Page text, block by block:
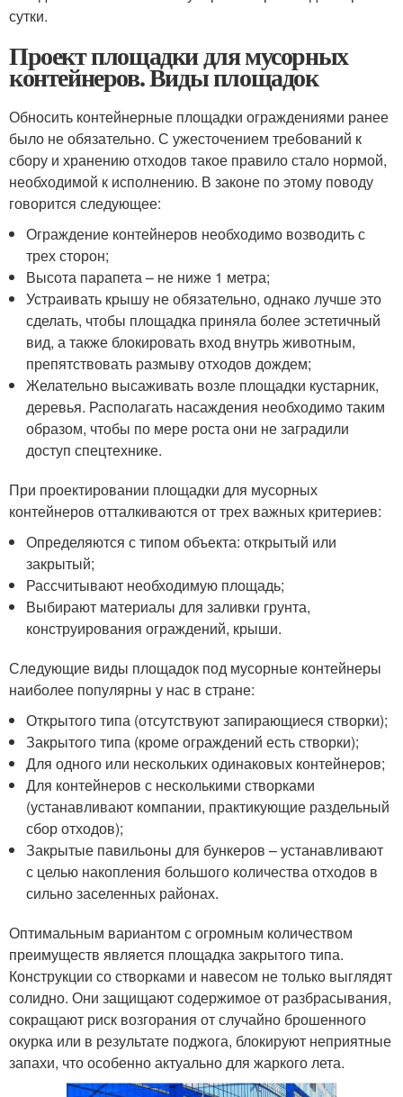
сутки.
Проект площадки для мусорных
контейнеров. Виды площадок
Обносить контейнерные площадки ограждениями ранее
было не обязательно. С ужесточением требований к
сбору и хранению отходов такое правило стало нормой,
необходимой к исполнению. В законе по этому поводу
говорится следующее:
Ограждение контейнеров необходимо возводить с
трех сторон;
Высота парапета – не ниже 1 метра;
Устраивать крышу не обязательно, однако лучше это
сделать, чтобы площадка приняла более эстетичный
вид, а также блокировать вход внутрь животным,
препятствовать размыву отходов дождем;
Желательно высаживать возле площадки кустарник,
деревья. Располагать насаждения необходимо таким
образом, чтобы по мере роста они не заградили
доступ спецтехнике.
При проектировании площадки для мусорных
контейнеров отталкиваются от трех важных критериев:
Определяются с типом объекта: открытый или
закрытый;
Рассчитывают необходимую площадь;
Выбирают материалы для заливки грунта,
конструирования ограждений, крыши.
Следующие виды площадок под мусорные контейнеры
наиболее популярны у нас в стране:
Открытого типа (отсутствуют запирающиеся створки);
Закрытого типа (кроме ограждений есть створки);
Для одного или нескольких одинаковых контейнеров;
Для контейнеров с несколькими створками
(устанавливают компании, практикующие раздельный
сбор отходов);
Закрытые павильоны для бункеров – устанавливают
с целью накопления большого количества отходов в
сильно заселенных районах.
Оптимальным вариантом с огромным количеством
преимуществ является площадка закрытого типа.
Конструкции со створками и навесом не только выглядят
солидно. Они защищают содержимое от разбрасывания,
сокращают риск возгорания от случайно брошенного
окурка или в результате поджога, блокируют неприятные
запахи, что особенно актуально для жаркого лета.